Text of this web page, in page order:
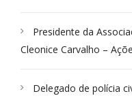
Presidente da
Cleonice Carvalho –
Delegado de polícia